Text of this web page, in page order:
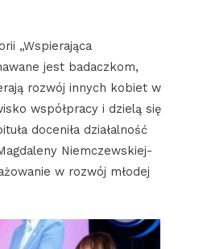
„Wspierająca
jest badaczkom,
rozwój innych kobiet w
współpracy i dzielą się
doceniła działalność
Niemczewskiej-
w rozwój młodej